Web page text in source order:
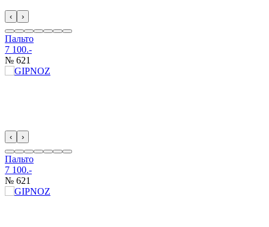
‹ ›
Пальто
7 100.-
№ 621
‹ ›
Пальто
7 100.-
№ 621